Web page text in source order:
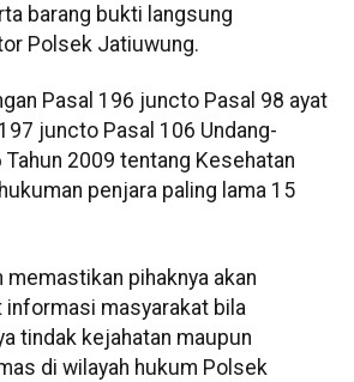
barang bukti langsung
Polsek Jatiuwung.
Pasal 196 juncto Pasal 98 ayat
juncto Pasal 106 Undang-
Tahun 2009 tentang Kesehatan
penjara paling lama 15
memastikan pihaknya akan
masyarakat bila
tindak kejahatan maupun
di wilayah hukum Polsek